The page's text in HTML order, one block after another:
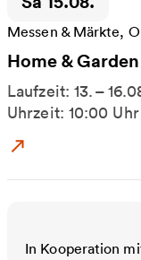
Messen & Märkte,
Home & Garden
Laufzeit: 13. –
Uhrzeit: 10:00 Uhr
Zum Event:
In Kooperation